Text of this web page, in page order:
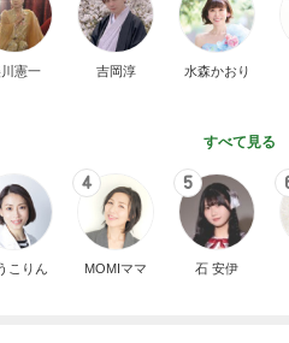
憲一 吉岡淳 水森かおり
すべて見る
こりん
4
MOMIママ
5
石 安伊